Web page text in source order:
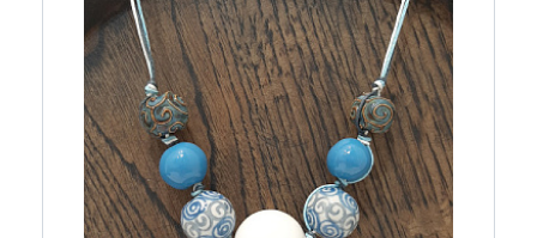
Итого:
Продолжить покупки
Перейти в корзину